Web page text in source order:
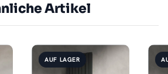
Artikel
AUF LAGER